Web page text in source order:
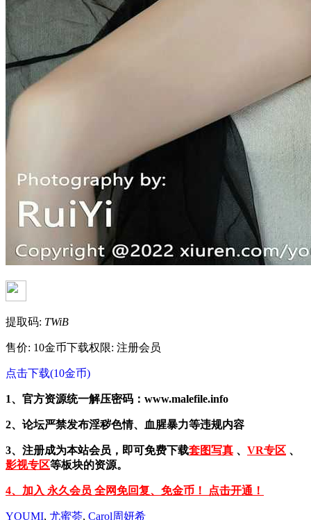
提取码: TWiB
售价: 10金币下载权限: 注册会员
点击下载(10金币)
1、官方资源统一解压密码：www.malefile.info
2、论坛严禁发布淫秽色情、血腥暴力等违规内容
3、注册成为本站会员，即可免费下载套图写真 、 VR专区 、
影视专区等板块的资源。
4、加入 永久会员 全网免回复、免金币！ 点击开通！
YOUMI, 尤蜜荟, Carol周妍希